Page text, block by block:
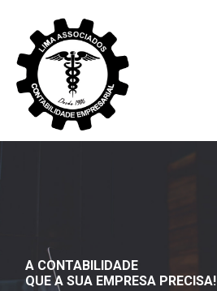
A CONTABILIDADE
QUE A SUA EMPRESA PRECISA!